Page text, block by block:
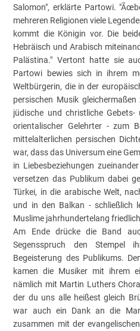
Salomon", erklärte Partowi.
mehreren Religionen viele
kommt die Königin vor. Die
Hebräisch und Arabisch
Palästina." Vertont hatte sie
Partowi bewies sich in ihrem
Weltbürgerin, die in der
persischen Musik
jüdische und christliche
orientalischer Gelehrter - zum
mittelalterlichen persischen
war, dass das Universum eine
in Liebesbeziehungen
versetzen das Publikum dabei
Türkei, in die arabische Welt,
und in den Balkan - schließlich
Muslime jahrhundertelang
Am Ende drücke die Band
Segensspruch den
Begeisterung des Publikums.
kamen die Musiker mit ihrem
nämlich mit Martin Luthers
der du uns alle heißest gleich
war auch ein Dank an die
zusammen mit der